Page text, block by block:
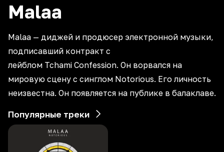
Malaa
Malaa — диджей и продюсер электронной музыки,
подписавший контракт с
лейблом Tchami Confession. Он ворвался на
мировую сцену с синглом Notorious. Его личность
неизвестна. Он появляется на публике в балаклаве.
Популярные треки